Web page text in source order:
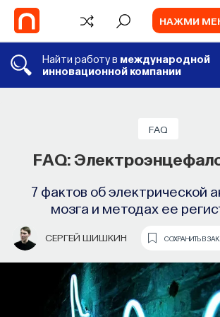
НАЖМИ
Найти работу в международной
инновационной компании
FAQ
FAQ:
7 фактов об электрической
мозга и методах ее
СЕРГЕЙ ШИШКИН СОХРАНИТЬ В
ИИ в университете, цели